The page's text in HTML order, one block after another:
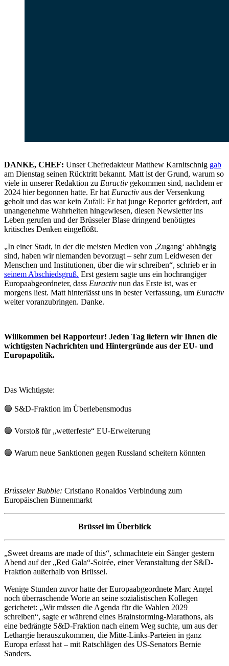
DANKE, CHEF: Unser Chefredakteur Matthew Karnitschnig gab
am Dienstag seinen Rücktritt bekannt. Matt ist der Grund, warum so
viele in unserer Redaktion zu Euractiv gekommen sind, nachdem er
2024 hier begonnen hatte. Er hat Euractiv aus der Versenkung
geholt und das war kein Zufall: Er hat junge Reporter gefördert, auf
unangenehme Wahrheiten hingewiesen, diesen Newsletter ins
Leben gerufen und der Brüsseler Blase dringend benötigtes
kritisches Denken eingeflößt.
„In einer Stadt, in der die meisten Medien von ‚Zugang‘ abhängig
sind, haben wir niemanden bevorzugt – sehr zum Leidwesen der
Menschen und Institutionen, über die wir schreiben“, schrieb er in
seinem Abschiedsgruß. Erst gestern sagte uns ein hochrangiger
Europaabgeordneter, dass Euractiv nun das Erste ist, was er
morgens liest. Matt hinterlässt uns in bester Verfassung, um Euractiv
weiter voranzubringen. Danke.
Willkommen bei Rapporteur! Jeden Tag liefern wir Ihnen die
wichtigsten Nachrichten und Hintergründe aus der EU- und
Europapolitik.
Das Wichtigste:
🟢 S&D-Fraktion im Überlebensmodus
🟢 Vorstoß für „wetterfeste“ EU-Erweiterung
🟢 Warum neue Sanktionen gegen Russland scheitern könnten
Brüsseler Bubble: Cristiano Ronaldos Verbindung zum
Europäischen Binnenmarkt
Brüssel im Überblick
„Sweet dreams are made of this“, schmachtete ein Sänger gestern
Abend auf der „Red Gala“-Soirée, einer Veranstaltung der S&D-
Fraktion außerhalb von Brüssel.
Wenige Stunden zuvor hatte der Europaabgeordnete Marc Angel
noch überraschende Worte an seine sozialistischen Kollegen
gerichetet: „Wir müssen die Agenda für die Wahlen 2029
schreiben“, sagte er während eines Brainstorming-Marathons, als
eine bedrängte S&D-Fraktion nach einem Weg suchte, um aus der
Lethargie herauszukommen, die Mitte-Links-Parteien in ganz
Europa erfasst hat – mit Ratschlägen des US-Senators Bernie
Sanders.